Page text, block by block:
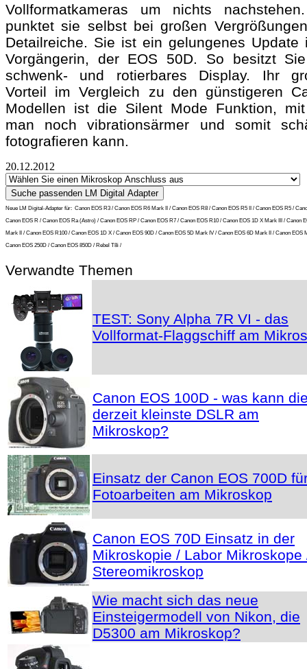
Vollformatkameras um nichts
punktet sie selbst bei großen
Detailreiche. Sie ist ein gelungenes Update
Vorgängerin, der EOS 50D. So besitzt
schwenk- und rotierbares Display. Ihr
Vorteil im Vergleich zu den günstigeren
Modellen ist die Silent Mode Funktion,
man noch vibrationsärmer und somit
fotografieren kann.
20.12.2012
Neue LM Digital-Adapter für: Canon EOS R3 / Canon EOS R6 Mark II / Canon EOS R8 / Canon EOS R5 II / Canon EOS R5 /
Canon EOS R / Canon EOS Ra (Astro) / Canon EOS RP / Canon EOS R7 / Canon EOS R10 / Canon EOS 1D X Mark III / Canon
Mark II / Canon EOS R100 / Canon EOS 1D X / Canon EOS 90D / Canon EOS 5D Mark IV / Canon EOS 6D Mark II / Canon EOS
Canon EOS 250D / Canon EOS 850D / Rebel T8i /
Verwandte Themen
TEST: Sony Alpha 7R VI - das
Vollformat-Flaggschiff am
Canon EOS 100D - was kann
derzeit kleinste DSLR am
Mikroskop?
Einsatz der Canon EOS 700D
Fotoarbeiten am Mikroskop
Canon EOS 70D Einsatz in der
Mikroskopie / Labor Mikroskope
Stereomikroskop
Wie macht sich das neue
Einsteigermodell von Nikon, die
D5300 am Mikroskop?